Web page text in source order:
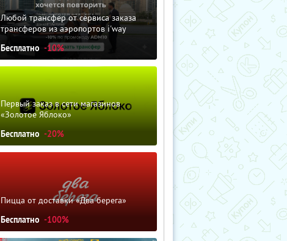
Любой трансфер от сервиса заказа
трансферов из аэропортов i'way
Бесплатно -10%
Первый заказ в сети магазинов
«Золотое Яблоко»
Бесплатно -20%
Пицца от доставки «Два берега»
Бесплатно -100%